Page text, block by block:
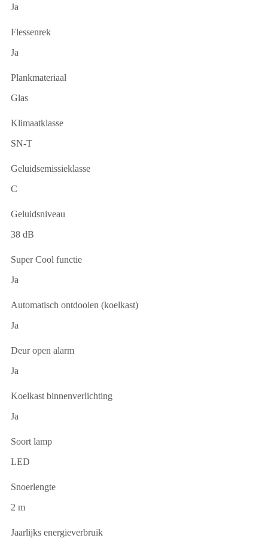
Ja
Flessenrek
Ja
Plankmateriaal
Glas
Klimaatklasse
SN-T
Geluidsemissieklasse
C
Geluidsniveau
38 dB
Super Cool functie
Ja
Automatisch ontdooien (koelkast)
Ja
Deur open alarm
Ja
Koelkast binnenverlichting
Ja
Soort lamp
LED
Snoerlengte
2 m
Jaarlijks energieverbruik